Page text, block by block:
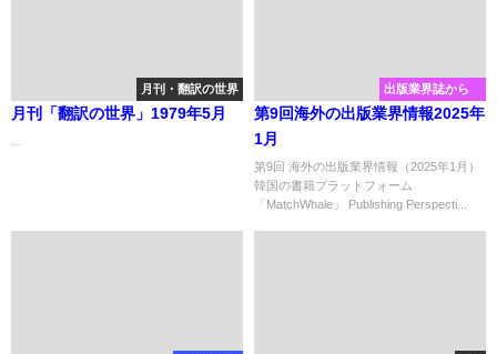
月刊・翻訳の世界
月刊「翻訳の世界」1979年5月
出版業界誌から
第9回海外の出版業界情報2025年
1月
第9回 海外の出版業界情報（2025年1月）
韓国の書籍プラットフォーム
「MatchWhale」 Publishing Perspecti...